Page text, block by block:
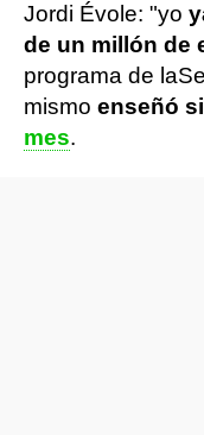
Jordi Évole: "yo
de un millón de
programa de
mismo enseñó
mes.